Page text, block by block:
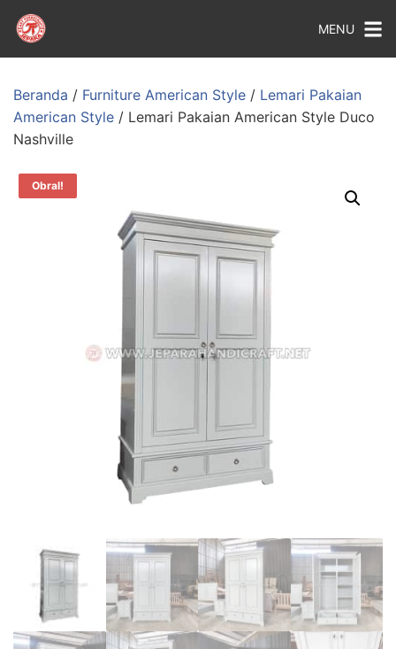
MENU
Beranda / Furniture American Style / Lemari Pakaian
American Style / Lemari Pakaian American Style Duco
Nashville
Obral!